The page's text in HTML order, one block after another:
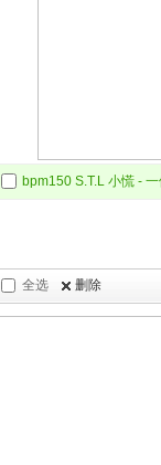
bpm150 S.T.L 小慌 -
全选 删除